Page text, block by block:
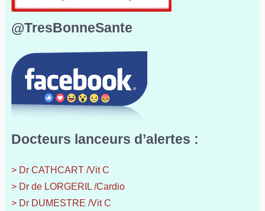
@TresBonneSante
Docteurs lanceurs d’alertes :
> Dr CATHCART /Vit C
> Dr de LORGERIL /Cardio
> Dr DUMESTRE /Vit C